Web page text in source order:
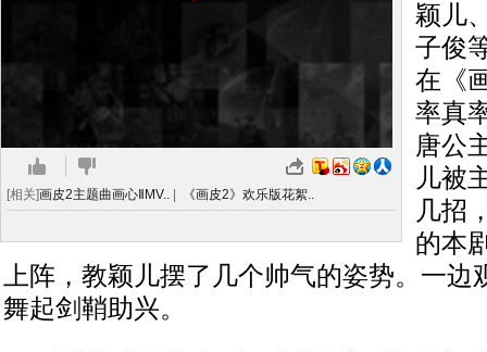
[相关]画皮2主题曲画心ⅡMV.. 《画皮2》欢乐版花絮..
颖儿
子俊
在《
率真
唐公
儿被
几招
的本
上阵，教颖儿摆了几个帅气的姿势。一边
舞起剑鞘助兴。